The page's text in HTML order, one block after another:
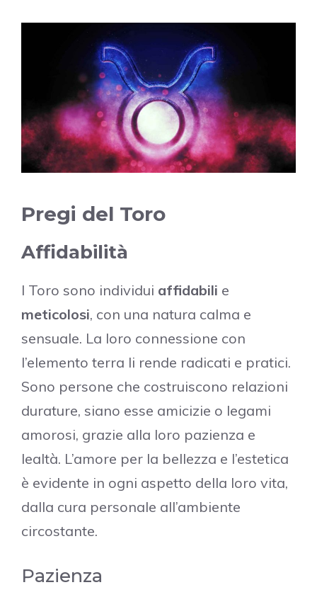
Pregi del Toro
Affidabilità
I Toro sono individui affidabili e
meticolosi, con una natura calma e
sensuale. La loro connessione con
l’elemento terra li rende radicati e pratici.
Sono persone che costruiscono relazioni
durature, siano esse amicizie o legami
amorosi, grazie alla loro pazienza e
lealtà. L’amore per la bellezza e l’estetica
è evidente in ogni aspetto della loro vita,
dalla cura personale all’ambiente
circostante.
Pazienza